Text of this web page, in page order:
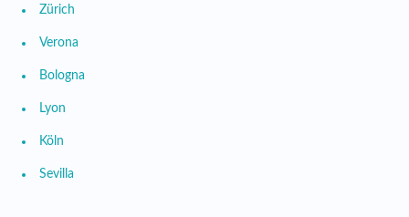
Zürich
Verona
Bologna
Lyon
Köln
Sevilla